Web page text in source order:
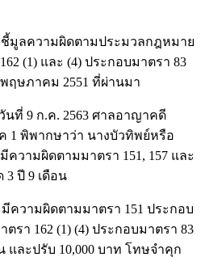
มูลความผิดตามประมวลกฎหมาย
(1) และ (4) ประกอบมาตรา 83
ฤษภาคม 2551 ที่ผ่านมา
ที่ 9 ก.ค. 2563 ศาลอาญาคดี
1 พิพากษาว่า นางบัวทิพย์หรือ
ความผิดตามมาตรา 151, 157 และ
3 ปี 9 เดือน
ความผิดตามมาตรา 151 ประกอบ
ตรา 162 (1) (4) ประกอบมาตรา 83
และปรับ 10,000 บาท โทษจำคุก